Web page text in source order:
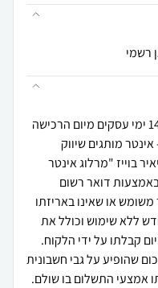
רשמי
ניתן להחזיר מוצר שנרכש באתר תוך 14 ימי עסקים מיום הרכישה
מותגים שיווק
בוייז "מרלוג אינטר
דואר רשום
או שאינו באריזתו
ללא שימוש וכולל את
קבלתו על ידי הלקוח.
שהופיע על גבי חשבונית
אמצעי התשלום בו שולם.